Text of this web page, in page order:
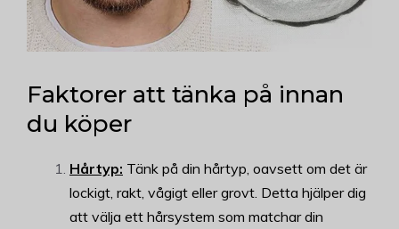
Faktorer att tänka på innan
du köper
Hårtyp: Tänk på din hårtyp, oavsett om det är
lockigt, rakt, vågigt eller grovt. Detta hjälper dig
att välja ett hårsystem som matchar din